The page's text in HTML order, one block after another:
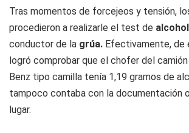
Tras momentos de forcejeos y tensión,
procedieron a realizarle el test de
conductor de la grúa. Efectivamente, de
logró comprobar que el chofer del
Benz tipo camilla tenía 1,19 gramos de
tampoco contaba con la documentación
lugar.